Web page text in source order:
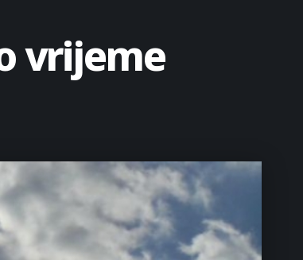
vrijeme